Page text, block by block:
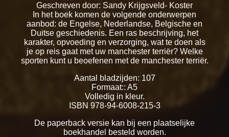
Geschreven door: Sandy Krijgsveld- Koster
In het boek komen de volgende onderwerpen
aanbod: de Engelse, Nederlandse, Belgische en
Duitse geschiedenis. Een ras beschrijving, het
karakter, opvoeding en verzorging, wat te doen als
je op reis gaat met uw manchester terriër? Welke
sporten kunt u beoefenen met de manchester terriër.
Aantal bladzijden: 107
Formaat:: A5
Volledig in kleur.
ISBN 978-94-6008-215-3
De paperback versie kan bij een plaatselijke
boekhandel besteld worden.